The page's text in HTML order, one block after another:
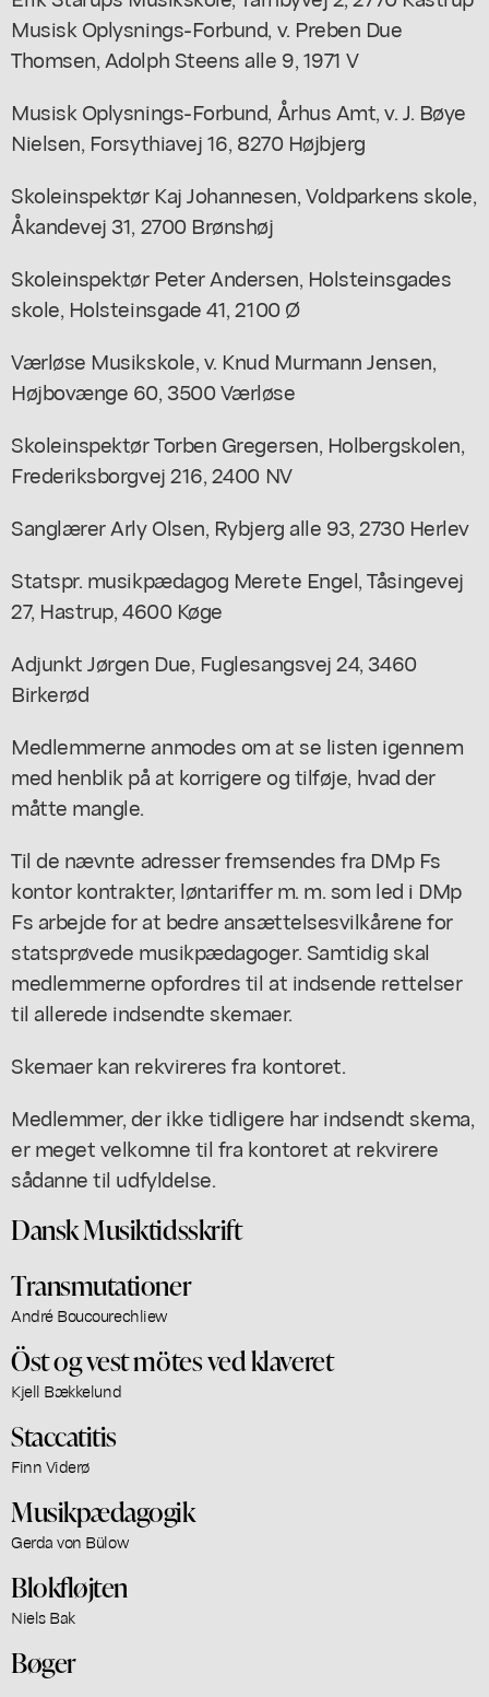
Musisk Oplysnings-Forbund, v. Preben Due
Thomsen, Adolph Steens alle 9, 1971 V
Musisk Oplysnings-Forbund, Århus Amt, v. J. Bøye
Nielsen, Forsythiavej 16, 8270 Højbjerg
Skoleinspektør Kaj Johannesen, Voldparkens skole,
Åkandevej 31, 2700 Brønshøj
Skoleinspektør Peter Andersen, Holsteinsgades
skole, Holsteinsgade 41, 2100 Ø
Værløse Musikskole, v. Knud Murmann Jensen,
Højbovænge 60, 3500 Værløse
Skoleinspektør Torben Gregersen, Holbergskolen,
Frederiksborgvej 216, 2400 NV
Sanglærer Arly Olsen, Rybjerg alle 93, 2730 Herlev
Statspr. musikpædagog Merete Engel, Tåsingevej
27, Hastrup, 4600 Køge
Adjunkt Jørgen Due, Fuglesangsvej 24, 3460
Birkerød
Medlemmerne anmodes om at se listen igennem
med henblik på at korrigere og tilføje, hvad der
måtte mangle.
Til de nævnte adresser fremsendes fra DMp Fs
kontor kontrakter, løntariffer m. m. som led i DMp
Fs arbejde for at bedre ansættelsesvilkårene for
statsprøvede musikpædagoger. Samtidig skal
medlemmerne opfordres til at indsende rettelser
til allerede indsendte skemaer.
Skemaer kan rekvireres fra kontoret.
Medlemmer, der ikke tidligere har indsendt skema,
er meget velkomne til fra kontoret at rekvirere
sådanne til udfyldelse.
Dansk Musiktidsskrift
Transmutationer
André Boucourechliew
Öst og vest mötes ved klaveret
Kjell Bækkelund
Staccatitis
Finn Viderø
Musikpædagogik
Gerda von Bülow
Blokfløjten
Niels Bak
Bøger